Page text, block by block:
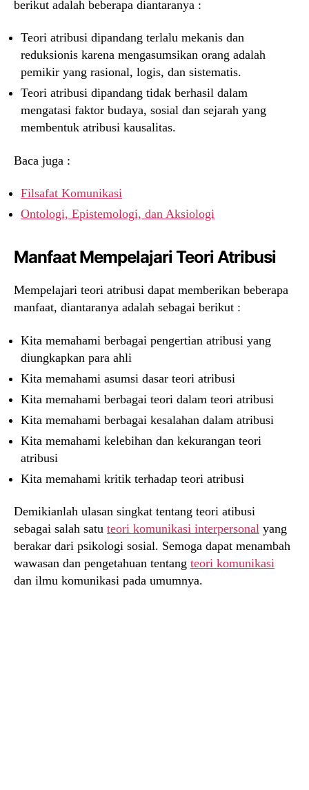
berikut adalah beberapa diantaranya :
Teori atribusi dipandang terlalu mekanis dan
reduksionis karena mengasumsikan orang adalah
pemikir yang rasional, logis, dan sistematis.
Teori atribusi dipandang tidak berhasil dalam
mengatasi faktor budaya, sosial dan sejarah yang
membentuk atribusi kausalitas.
Baca juga :
Filsafat Komunikasi
Ontologi, Epistemologi, dan Aksiologi
Manfaat Mempelajari Teori Atribusi
Mempelajari teori atribusi dapat memberikan beberapa
manfaat, diantaranya adalah sebagai berikut :
Kita memahami berbagai pengertian atribusi yang
diungkapkan para ahli
Kita memahami asumsi dasar teori atribusi
Kita memahami berbagai teori dalam teori atribusi
Kita memahami berbagai kesalahan dalam atribusi
Kita memahami kelebihan dan kekurangan teori
atribusi
Kita memahami kritik terhadap teori atribusi
Demikianlah ulasan singkat tentang teori atibusi
sebagai salah satu teori komunikasi interpersonal yang
berakar dari psikologi sosial. Semoga dapat menambah
wawasan dan pengetahuan tentang teori komunikasi
dan ilmu komunikasi pada umumnya.